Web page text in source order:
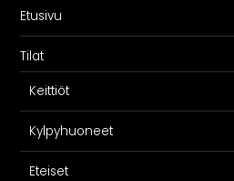
Etusivu
Tilat
Keittiöt
Kylpyhuoneet
Eteiset